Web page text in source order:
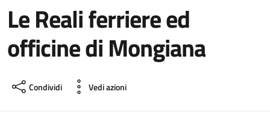
Le Reali ferriere ed
officine di Mongiana
Condividi Vedi azioni